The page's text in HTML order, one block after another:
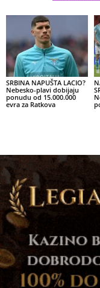
SRBINA NAPUŠTA LACIO?
Nebesko-plavi dobijaju
ponudu od 15.000.000
evra za Ratkova